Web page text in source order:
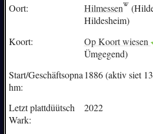
Oort:
Hilmessen
Hildesheim)
Koort:
Op Koort wiesen
Ümgegend)
Start/Geschäftsopna
hm:
1886 (aktiv siet
Letzt plattdüütsch
Wark:
2022